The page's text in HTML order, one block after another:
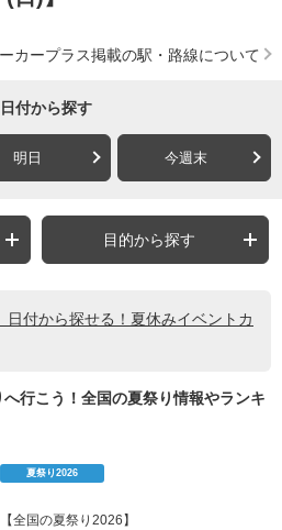
カープラス掲載の駅・路線について
日付から探す
明日 今週末
目的から探す
日付から探せる！夏休みイベントカ
へ行こう！全国の夏祭り情報やランキ
夏祭り2026
【全国の夏祭り2026】